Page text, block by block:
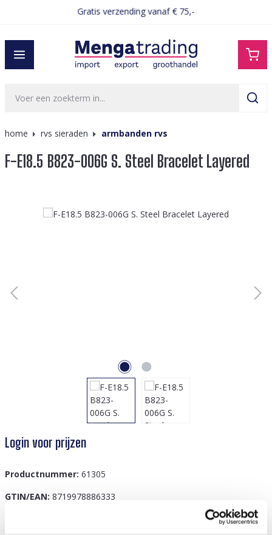
Gratis verzending vanaf € 75,-
home rvs sieraden armbanden rvs
F-E18.5 B823-006G S. Steel Bracelet Layered
Afbeeldingengalerij overslaan
Login voor prijzen
Productnummer: 61305
GTIN/EAN: 8719978886333